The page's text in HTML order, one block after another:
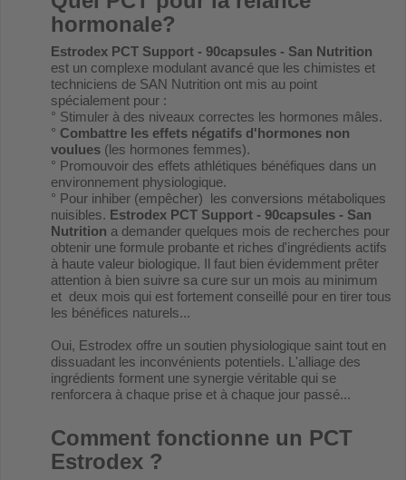
hormonale?
Estrodex PCT Support - 90capsules - San Nutrition
est un complexe modulant avancé que les chimistes et
techniciens de SAN Nutrition ont mis au point
spécialement pour :
° Stimuler à des niveaux correctes les hormones mâles.
° Combattre les effets négatifs d'hormones non
voulues (les hormones femmes).
° Promouvoir des effets athlétiques bénéfiques dans un
environnement physiologique.
° Pour inhiber (empêcher) les conversions métaboliques
nuisibles. Estrodex PCT Support - 90capsules - San
Nutrition a demander quelques mois de recherches pour
obtenir une formule probante et riches d'ingrédients actifs
à haute valeur biologique. Il faut bien évidemment prêter
attention à bien suivre sa cure sur un mois au minimum
et deux mois qui est fortement conseillé pour en tirer tous
les bénéfices naturels...
Oui, Estrodex offre un soutien physiologique saint tout en
dissuadant les inconvénients potentiels. L'alliage des
ingrédients forment une synergie véritable qui se
renforcera à chaque prise et à chaque jour passé...
Comment fonctionne un PCT
Estrodex ?